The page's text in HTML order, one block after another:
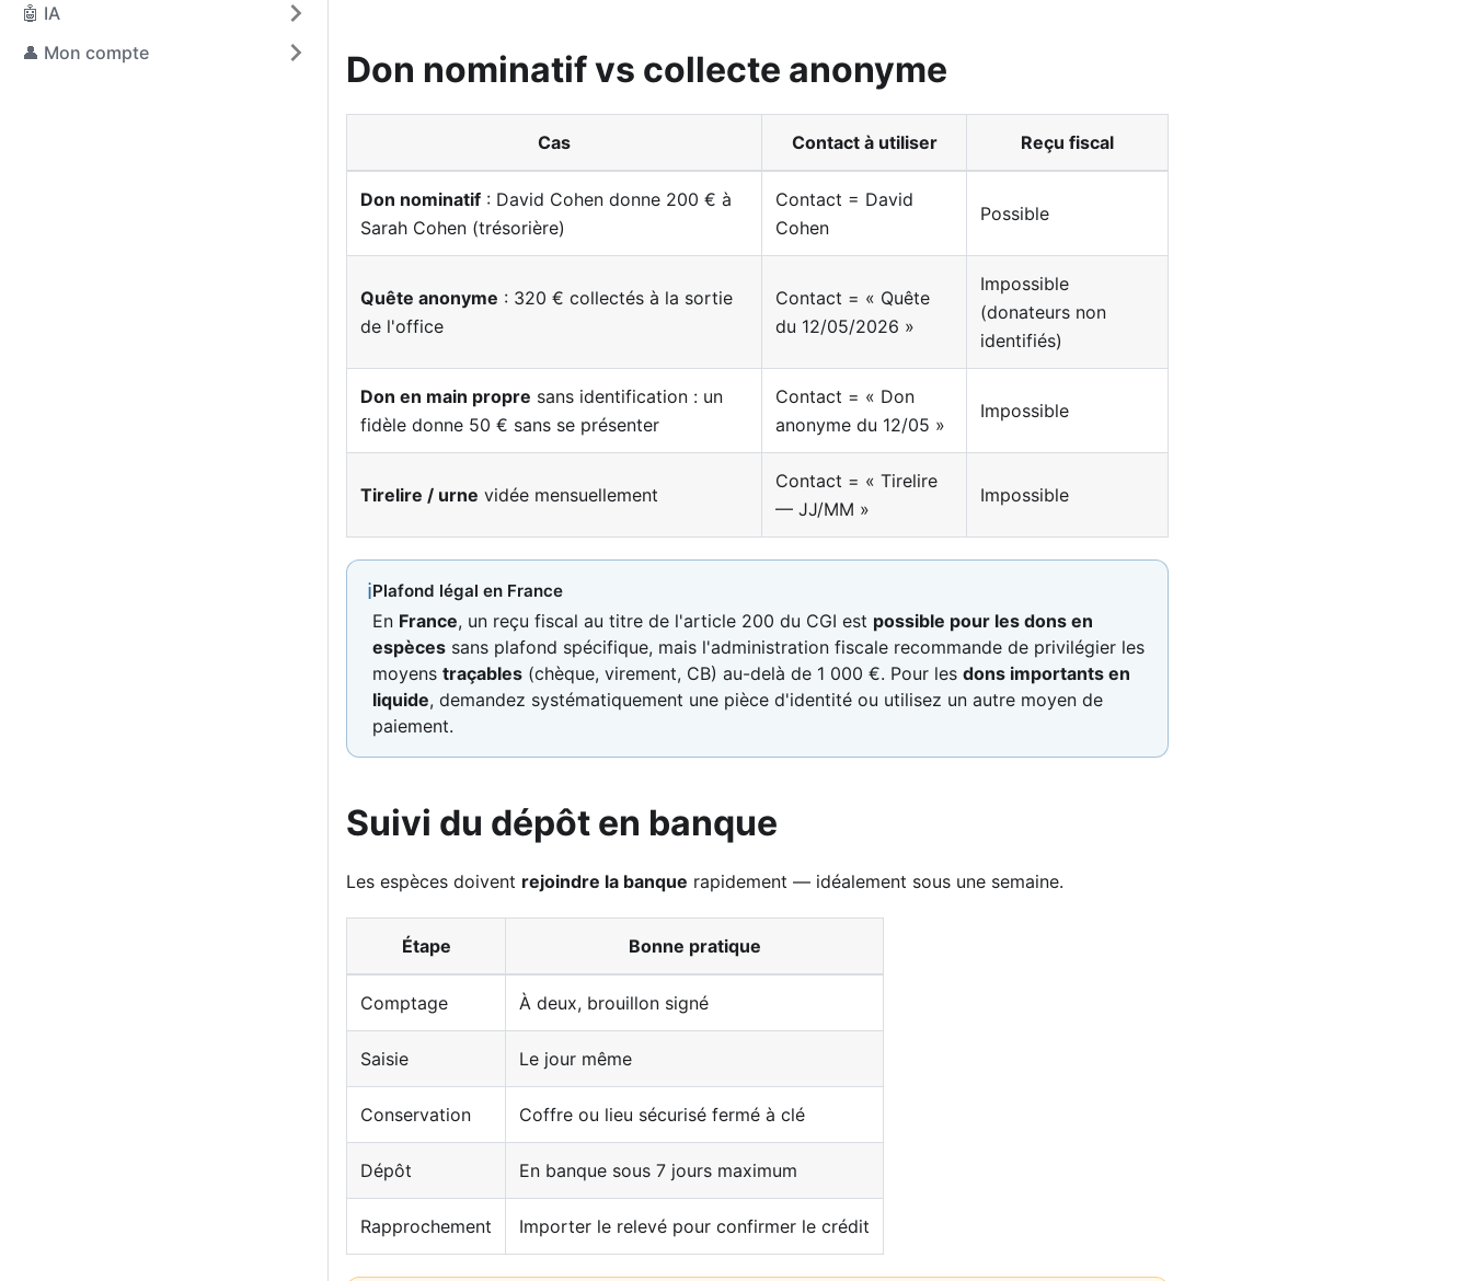
🤖 IA
👤 Mon compte
Don nominatif vs collecte anonyme
Cas Contact à utiliser Reçu fiscal
Don nominatif : David Cohen donne 200 € à
Sarah Cohen (trésorière)
Contact = David
Cohen
Possible
Quête anonyme : 320 € collectés à la sortie
de l'office
Contact = « Quête
du 12/05/2026 »
Impossible
(donateurs non
identifiés)
Don en main propre sans identification : un
fidèle donne 50 € sans se présenter
Contact = « Don
anonyme du 12/05 »
Impossible
Tirelire / urne vidée mensuellement
Contact = « Tirelire
— JJ/MM »
Impossible
ℹPlafond légal en France
En France, un reçu fiscal au titre de l'article 200 du CGI est possible pour les dons en
espèces sans plafond spécifique, mais l'administration fiscale recommande de privilégier les
moyens traçables (chèque, virement, CB) au-delà de 1 000 €. Pour les dons importants en
liquide, demandez systématiquement une pièce d'identité ou utilisez un autre moyen de
paiement.
Suivi du dépôt en banque
Les espèces doivent rejoindre la banque rapidement — idéalement sous une semaine.
Étape Bonne pratique
Comptage À deux, brouillon signé
Saisie Le jour même
Conservation Coffre ou lieu sécurisé fermé à clé
Dépôt En banque sous 7 jours maximum
Rapprochement Importer le relevé pour confirmer le crédit